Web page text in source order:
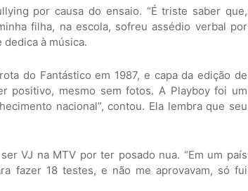
por causa do ensaio. “É triste saber que,
filha, na escola, sofreu assédio verbal por
dedica à música.
do Fantástico em 1987, e capa da edição de
positivo, mesmo sem fotos. A Playboy foi um
nacional”, contou. Ela lembra que seu
VJ na MTV por ter posado nua. “Em um país
fazer 18 testes, e não me aprovavam, só fui